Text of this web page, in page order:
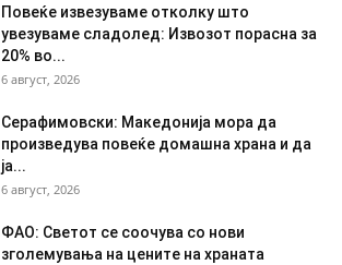
Повеќе извезуваме отколку што
увезуваме сладолед: Извозот порасна за
20% во...
6 август, 2026
Серафимовски: Македонија мора да
произведува повеќе домашна храна и да
ја...
6 август, 2026
ФАО: Светот се соочува со нови
зголемувања на цените на храната